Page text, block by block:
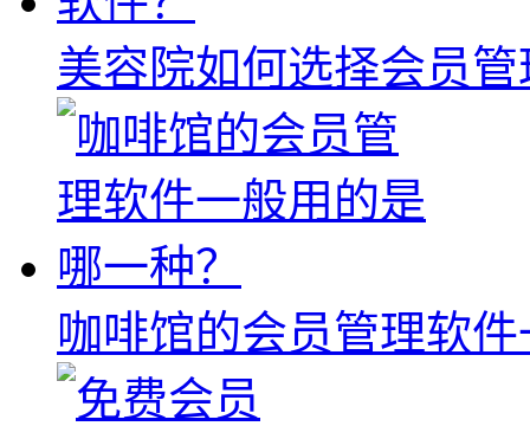
美容院如何选择会员
咖啡馆的会员管理软